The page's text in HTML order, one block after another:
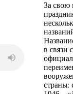
За свою
в связи с
страны: